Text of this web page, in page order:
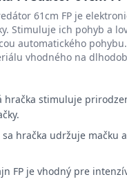
61cm FP je
Stimuluje ich pohyb a
automatického
vhodného na
hračka stimuluje
sa hračka udržuje mačku
FP je vhodný pre